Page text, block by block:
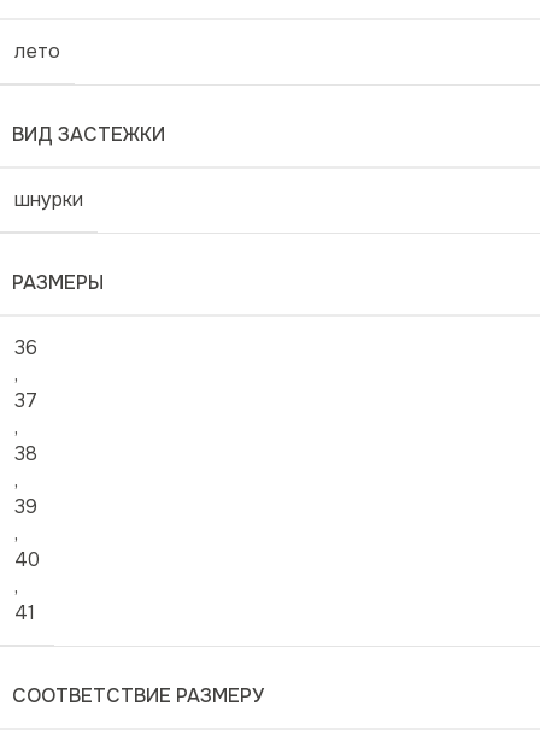
лето
ВИД ЗАСТЕЖКИ
шнурки
РАЗМЕРЫ
36
,
37
,
38
,
39
,
40
,
41
СООТВЕТСТВИЕ РАЗМЕРУ